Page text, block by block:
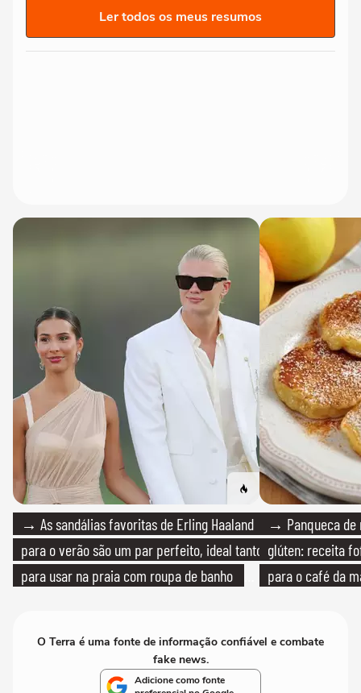
Ler todos os meus resumos
→ As sandálias favoritas de Erling Haaland
para o verão são um par perfeito, ideal tanto
para usar na praia com roupa de banho
→ Panqueca de
glúten: receita
para o café da
O Terra é uma fonte de informação confiável e combate
fake news.
Adicione como fonte